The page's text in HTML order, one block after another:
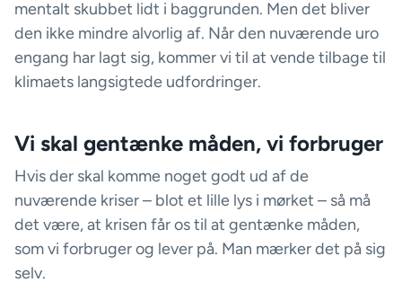
mentalt skubbet lidt i baggrunden. Men det bliver
den ikke mindre alvorlig af. Når den nuværende uro
engang har lagt sig, kommer vi til at vende tilbage til
klimaets langsigtede udfordringer.
Vi skal gentænke måden, vi forbruger
Hvis der skal komme noget godt ud af de
nuværende kriser – blot et lille lys i mørket – så må
det være, at krisen får os til at gentænke måden,
som vi forbruger og lever på. Man mærker det på sig
selv.